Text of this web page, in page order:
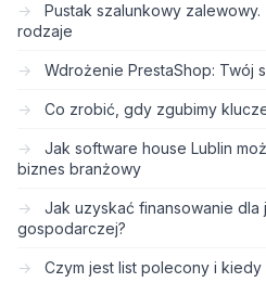
Pustak szalunkowy
rodzaje
Wdrożenie PrestaShop: Twój
Co zrobić, gdy zgubimy
Jak software house Lublin
biznes branżowy
Jak uzyskać finansowanie dla
gospodarczej?
Czym jest list polecony i